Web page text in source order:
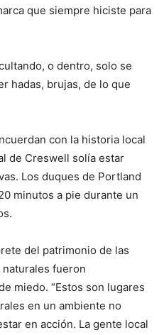
que siempre hiciste para
o dentro, solo se
hadas, brujas, de lo que
con la historia local
de Creswell solía estar
Los duques de Portland
minutos a pie durante un
del patrimonio de las
fueron
miedo. “Estos son lugares
en un ambiente no
en acción. La gente local